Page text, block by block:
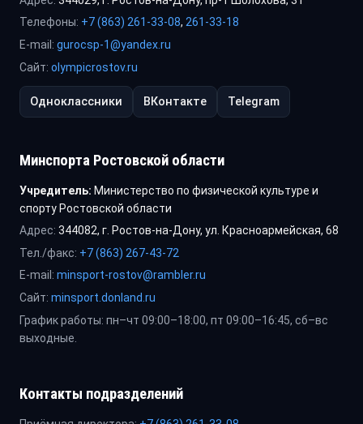
Телефоны: +7 (863) 261-33-08, 261-33-18
E-mail: gurocsp-1@yandex.ru
Сайт: olympicrostov.ru
Одноклассники ВКонтакте Telegram
Минспорта Ростовской области
Учредитель: Министерство по физической культуре и
спорту Ростовской области
Адрес: 344082, г. Ростов-на-Дону, ул. Красноармейская, 68
Тел./факс: +7 (863) 267-43-72
E-mail: minsport-rostov@rambler.ru
Сайт: minsport.donland.ru
График работы: пн–чт 09:00–18:00, пт 09:00–16:45, сб–вс
выходные.
Контакты подразделений